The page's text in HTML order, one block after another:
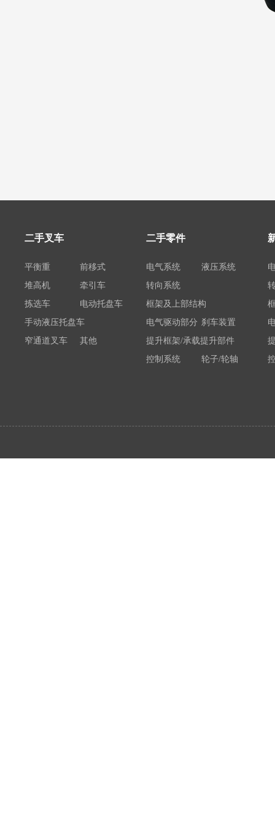
二手叉车
平衡重
前移式
堆高机
牵引车
拣选车
电动托盘车
手动液压托盘车
窄通道叉车
其他
二手零件
电气系统
液压系统
转向系统
框架及上部结构
电气驱动部分 刹车装置
提升框架/承载提升部件
控制系统
轮子/轮轴